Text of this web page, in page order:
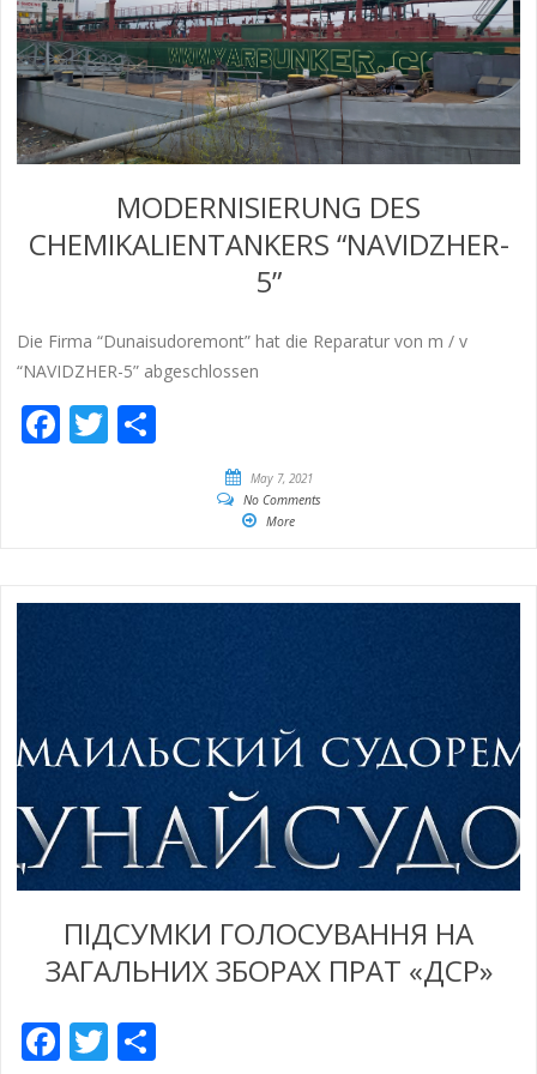
MODERNISIERUNG DES
CHEMIKALIENTANKERS “NAVIDZHER-
5”
Die Firma “Dunaisudoremont” hat die Reparatur von m / v
“NAVIDZHER-5” abgeschlossen
Facebook
Twitter
May 7, 2021
No Comments
More
ПІДСУМКИ ГОЛОСУВАННЯ НА
ЗАГАЛЬНИХ ЗБОРАХ ПРАТ «ДСР»
Facebook
Twitter